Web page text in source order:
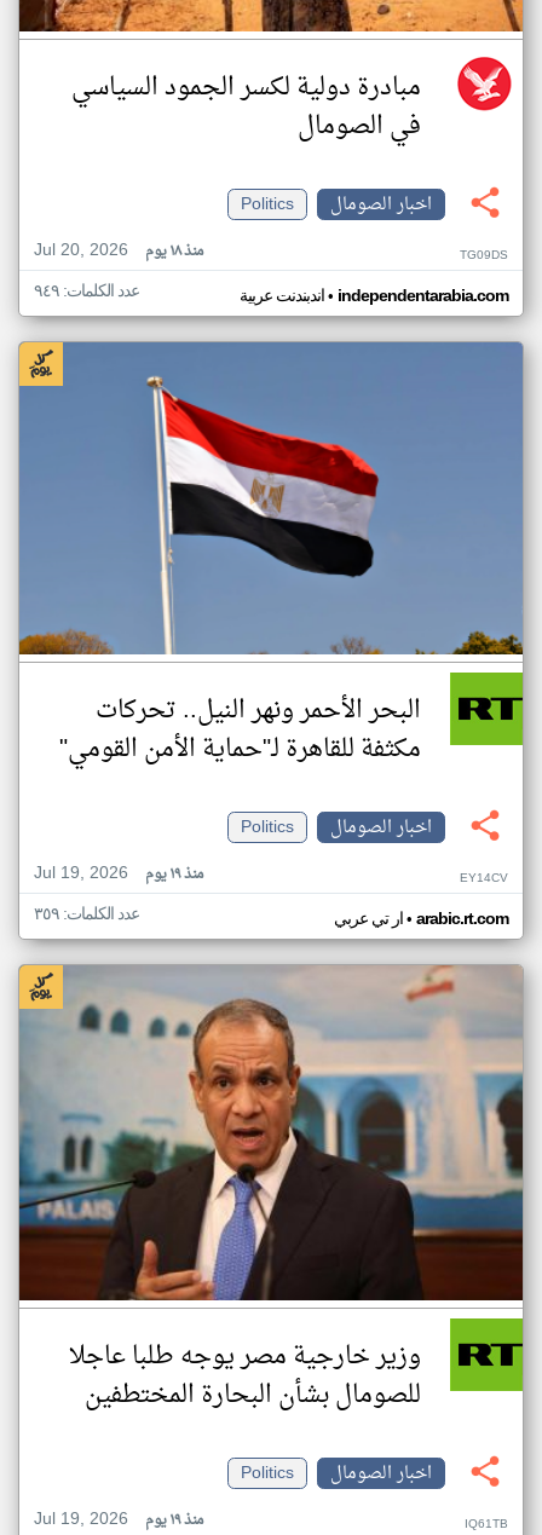
مبادرة دولية لكسر الجمود السياسي
في الصومال
اخبار الصومال
Politics
Jul 20, 2026
منذ ١٨ يوم TG09DS
اندبندنت عربية• independentarabia.com عدد الكلمات: ٩٤٩
البحر الأحمر ونهر النيل.. تحركات
مكثفة للقاهرة لـ"حماية الأمن القومي"
اخبار الصومال
Politics
Jul 19, 2026
منذ ١٩ يوم EY14CV
ار تي عربي• arabic.rt.com عدد الكلمات: ٣٥٩
وزير خارجية مصر يوجه طلبا عاجلا
للصومال بشأن البحارة المختطفين
اخبار الصومال
Politics
Jul 19, 2026
منذ ١٩ يوم IQ61TB